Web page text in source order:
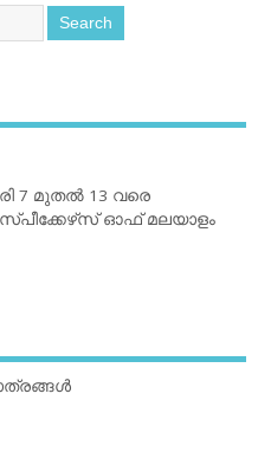
7 മുതല്‍ 13 വരെ
ഓഫ് മലയാളം